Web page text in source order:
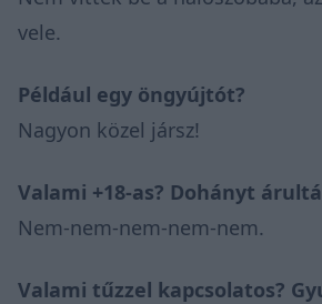
vele.
Például egy öngyújtót?
Nagyon közel jársz!
Valami +18-as? Dohányt
Nem-nem-nem-nem-nem.
Valami tűzzel kapcsolatos?